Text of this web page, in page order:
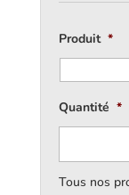
Produit *
Quantité *
Tous nos